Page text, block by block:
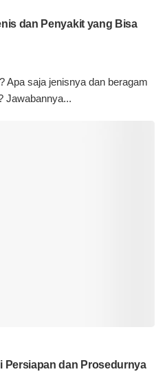
dan Penyakit yang Bisa
Apa saja jenisnya dan beragam
Jawabannya...
Persiapan dan Prosedurnya